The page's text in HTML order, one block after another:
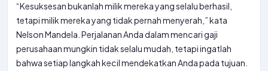
“Kesuksesan bukanlah milik mereka yang selalu berhasil,
tetapi milik mereka yang tidak pernah menyerah,” kata
Nelson Mandela. Perjalanan Anda dalam mencari gaji
perusahaan mungkin tidak selalu mudah, tetapi ingatlah
bahwa setiap langkah kecil mendekatkan Anda pada tujuan.